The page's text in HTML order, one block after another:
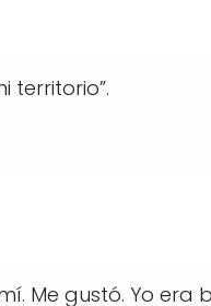
territorio”.
Me gustó. Yo era